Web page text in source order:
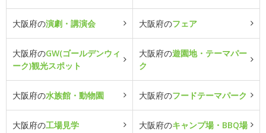
大阪府の演劇・講演会 大阪府のフェア
大阪府のGW(ゴールデンウィ
ーク)観光スポット
大阪府の遊園地・テーマパー
ク
大阪府の水族館・動物園 大阪府のフードテーマパーク
大阪府の工場見学 大阪府のキャンプ場・BBQ場